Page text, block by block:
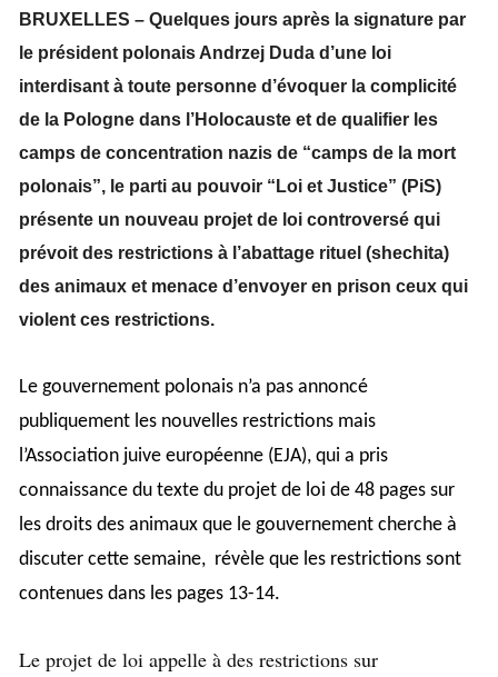
BRUXELLES – Quelques jours après la signature par
le président polonais Andrzej Duda d’une loi
interdisant à toute personne d’évoquer la complicité
de la Pologne dans l’Holocauste et de qualifier les
camps de concentration nazis de “camps de la mort
polonais”, le parti au pouvoir “Loi et Justice” (PiS)
présente un nouveau projet de loi controversé qui
prévoit des restrictions à l’abattage rituel (shechita)
des animaux et menace d’envoyer en prison ceux qui
violent ces restrictions.
Le gouvernement polonais n’a pas annoncé
publiquement les nouvelles restrictions mais
l’Association juive européenne (EJA), qui a pris
connaissance du texte du projet de loi de 48 pages sur
les droits des animaux que le gouvernement cherche à
discuter cette semaine, révèle que les restrictions sont
contenues dans les pages 13-14.
Le projet de loi appelle à des restrictions sur